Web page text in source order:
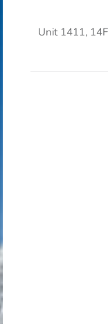
Unit 1411,